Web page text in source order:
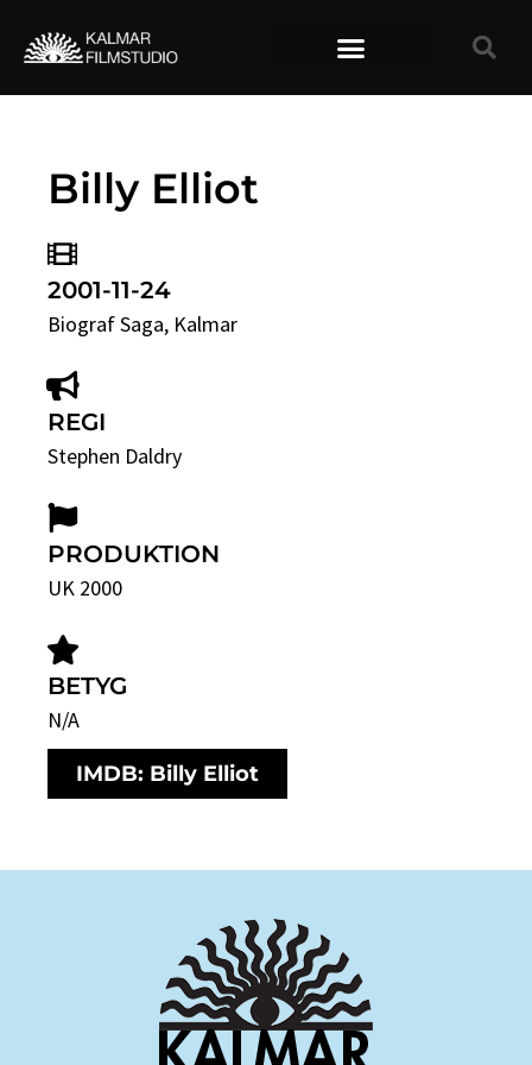
Billy Elliot
2001-11-24
Biograf Saga, Kalmar
REGI
Stephen Daldry
PRODUKTION
UK 2000
BETYG
N/A
IMDB: Billy Elliot